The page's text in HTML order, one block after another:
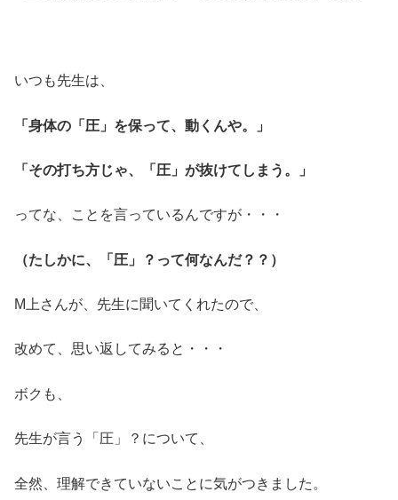
いつも先生は、
「身体の「圧」を保って、動くんや。」
「その打ち方じゃ、「圧」が抜けてしまう。」
ってな、ことを言っているんですが・・・
（たしかに、「圧」？って何なんだ？？）
M上さんが、先生に聞いてくれたので、
改めて、思い返してみると・・・
ボクも、
先生が言う「圧」？について、
全然、理解できていないことに気がつきました。